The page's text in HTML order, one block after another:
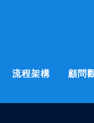
流程架構 顧問